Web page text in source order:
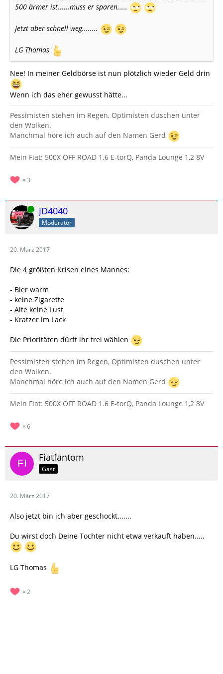
500 ärmer ist......muss er sparen.....
Jetzt aber schnell weg........
LG Thomas
Nee! In meiner Geldbörse ist nun plötzlich wieder Geld drin
Wenn ich das eher gewusst hätte...
Pessimisten stehen im Regen, Optimisten duschen unter
den Wolken.
Manchmal höre ich auch auf den Namen Gerd
Mein Fiat: 500X OFF ROAD 1.6 E-torQ, Panda Lounge 1,2 8V
3
Online JD4040
Moderator
20. März 2017
Die 4 größten Krisen eines Mannes:
- Bier warm
- keine Zigarette
- Alte keine Lust
- Kratzer im Lack
Die Prioritäten dürft ihr frei wählen
Pessimisten stehen im Regen, Optimisten duschen unter
den Wolken.
Manchmal höre ich auch auf den Namen Gerd
Mein Fiat: 500X OFF ROAD 1.6 E-torQ, Panda Lounge 1,2 8V
6
Fiatfantom
Gast
20. März 2017
Also jetzt bin ich aber geschockt.......
Du wirst doch Deine Tochter nicht etwa verkauft haben.....
LG Thomas
2